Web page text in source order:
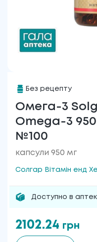
Без рецепту
Омега-3
Omega-3
№100
капсули 950 мг
Солгар Вітамін енд
Доступно в
2102.24 грн